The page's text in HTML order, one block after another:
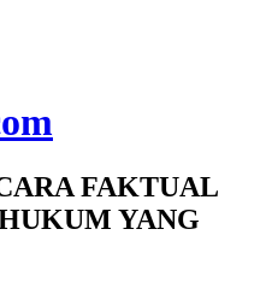
FAKTUAL
YANG